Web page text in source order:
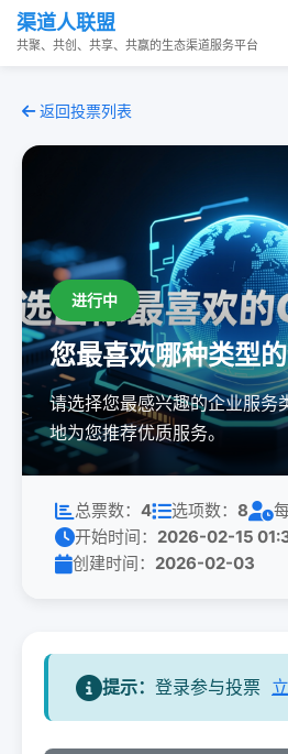
渠道人联盟
共聚、共创、共享、共赢的生态渠道服务平台
返回投票列表
进行中
您最喜欢哪种类型
请选择您最感兴趣的企业服务
地为您推荐优质服务。
总票数： 4 选项数： 8
开始时间： 2026-02-15
创建时间： 2026-02-03
提示： 登录参与投票